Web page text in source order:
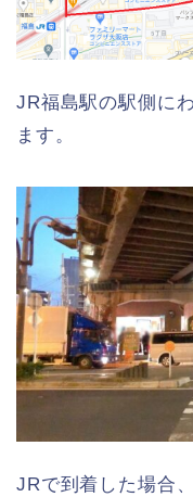
JR福島駅の駅側に
ます。
JRで到着した場合